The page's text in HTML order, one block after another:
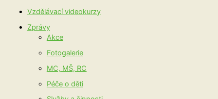
Vzdělávací videokurzy
Zprávy
Akce
Fotogalerie
MC, MŠ, RC
Péče o děti